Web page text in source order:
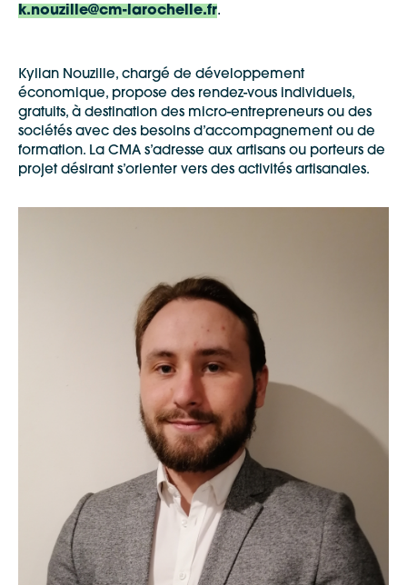
k.nouzille@cm-larochelle.fr.
Kylian Nouzille, chargé de développement
économique, propose des rendez-vous individuels,
gratuits, à destination des micro-entrepreneurs ou des
sociétés avec des besoins d’accompagnement ou de
formation. La CMA s’adresse aux artisans ou porteurs de
projet désirant s’orienter vers des activités artisanales.